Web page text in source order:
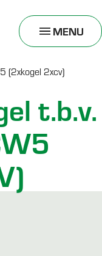
MENU
TOGGLE
MENU
(2xkogel 2xcv)
t.b.v.